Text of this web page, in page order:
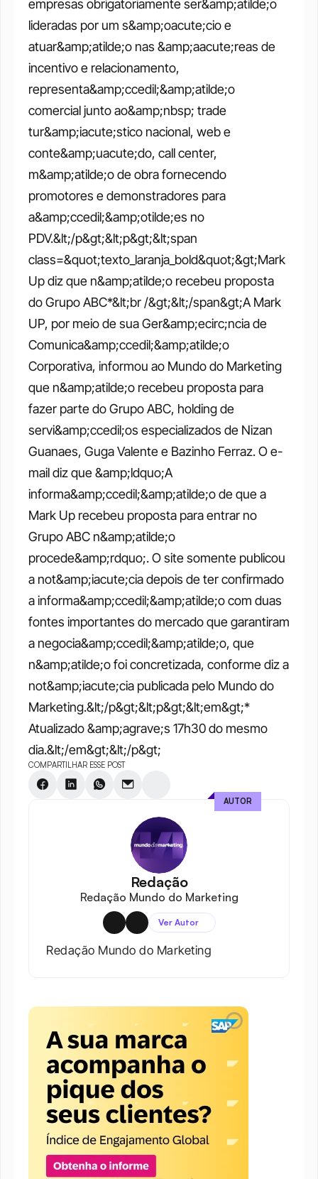
empresas obrigatoriamente ser&amp;atilde;o
lideradas por um s&amp;oacute;cio e
atuar&amp;atilde;o nas &amp;aacute;reas de
incentivo e relacionamento,
representa&amp;ccedil;&amp;atilde;o
comercial junto ao&amp;nbsp; trade
tur&amp;iacute;stico nacional, web e
conte&amp;uacute;do, call center,
m&amp;atilde;o de obra fornecendo
promotores e demonstradores para
a&amp;ccedil;&amp;otilde;es no
PDV.&lt;/p&gt;&lt;p&gt;&lt;span
class=&quot;texto_laranja_bold&quot;&gt;Mark
Up diz que n&amp;atilde;o recebeu proposta
do Grupo ABC*&lt;br /&gt;&lt;/span&gt;A Mark
UP, por meio de sua Ger&amp;ecirc;ncia de
Comunica&amp;ccedil;&amp;atilde;o
Corporativa, informou ao Mundo do Marketing
que n&amp;atilde;o recebeu proposta para
fazer parte do Grupo ABC, holding de
servi&amp;ccedil;os especializados de Nizan
Guanaes, Guga Valente e Bazinho Ferraz. O e-
mail diz que &amp;ldquo;A
informa&amp;ccedil;&amp;atilde;o de que a
Mark Up recebeu proposta para entrar no
Grupo ABC n&amp;atilde;o
procede&amp;rdquo;. O site somente publicou
a not&amp;iacute;cia depois de ter confirmado
a informa&amp;ccedil;&amp;atilde;o com duas
fontes importantes do mercado que garantiram
a negocia&amp;ccedil;&amp;atilde;o, que
n&amp;atilde;o foi concretizada, conforme diz a
not&amp;iacute;cia publicada pelo Mundo do
Marketing.&lt;/p&gt;&lt;p&gt;&lt;em&gt;*
Atualizado &amp;agrave;s 17h30 do mesmo
dia.&lt;/em&gt;&lt;/p&gt;
COMPARTILHAR ESSE POST
Redação
Redação Mundo do Marketing
Ver Autor
Redação Mundo do Marketing
AUTOR